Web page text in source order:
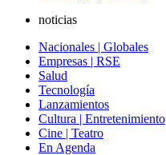
noticias
Nacionales | Globales
Empresas | RSE
Salud
Tecnología
Lanzamientos
Cultura | Entretenimiento
Cine | Teatro
En Agenda